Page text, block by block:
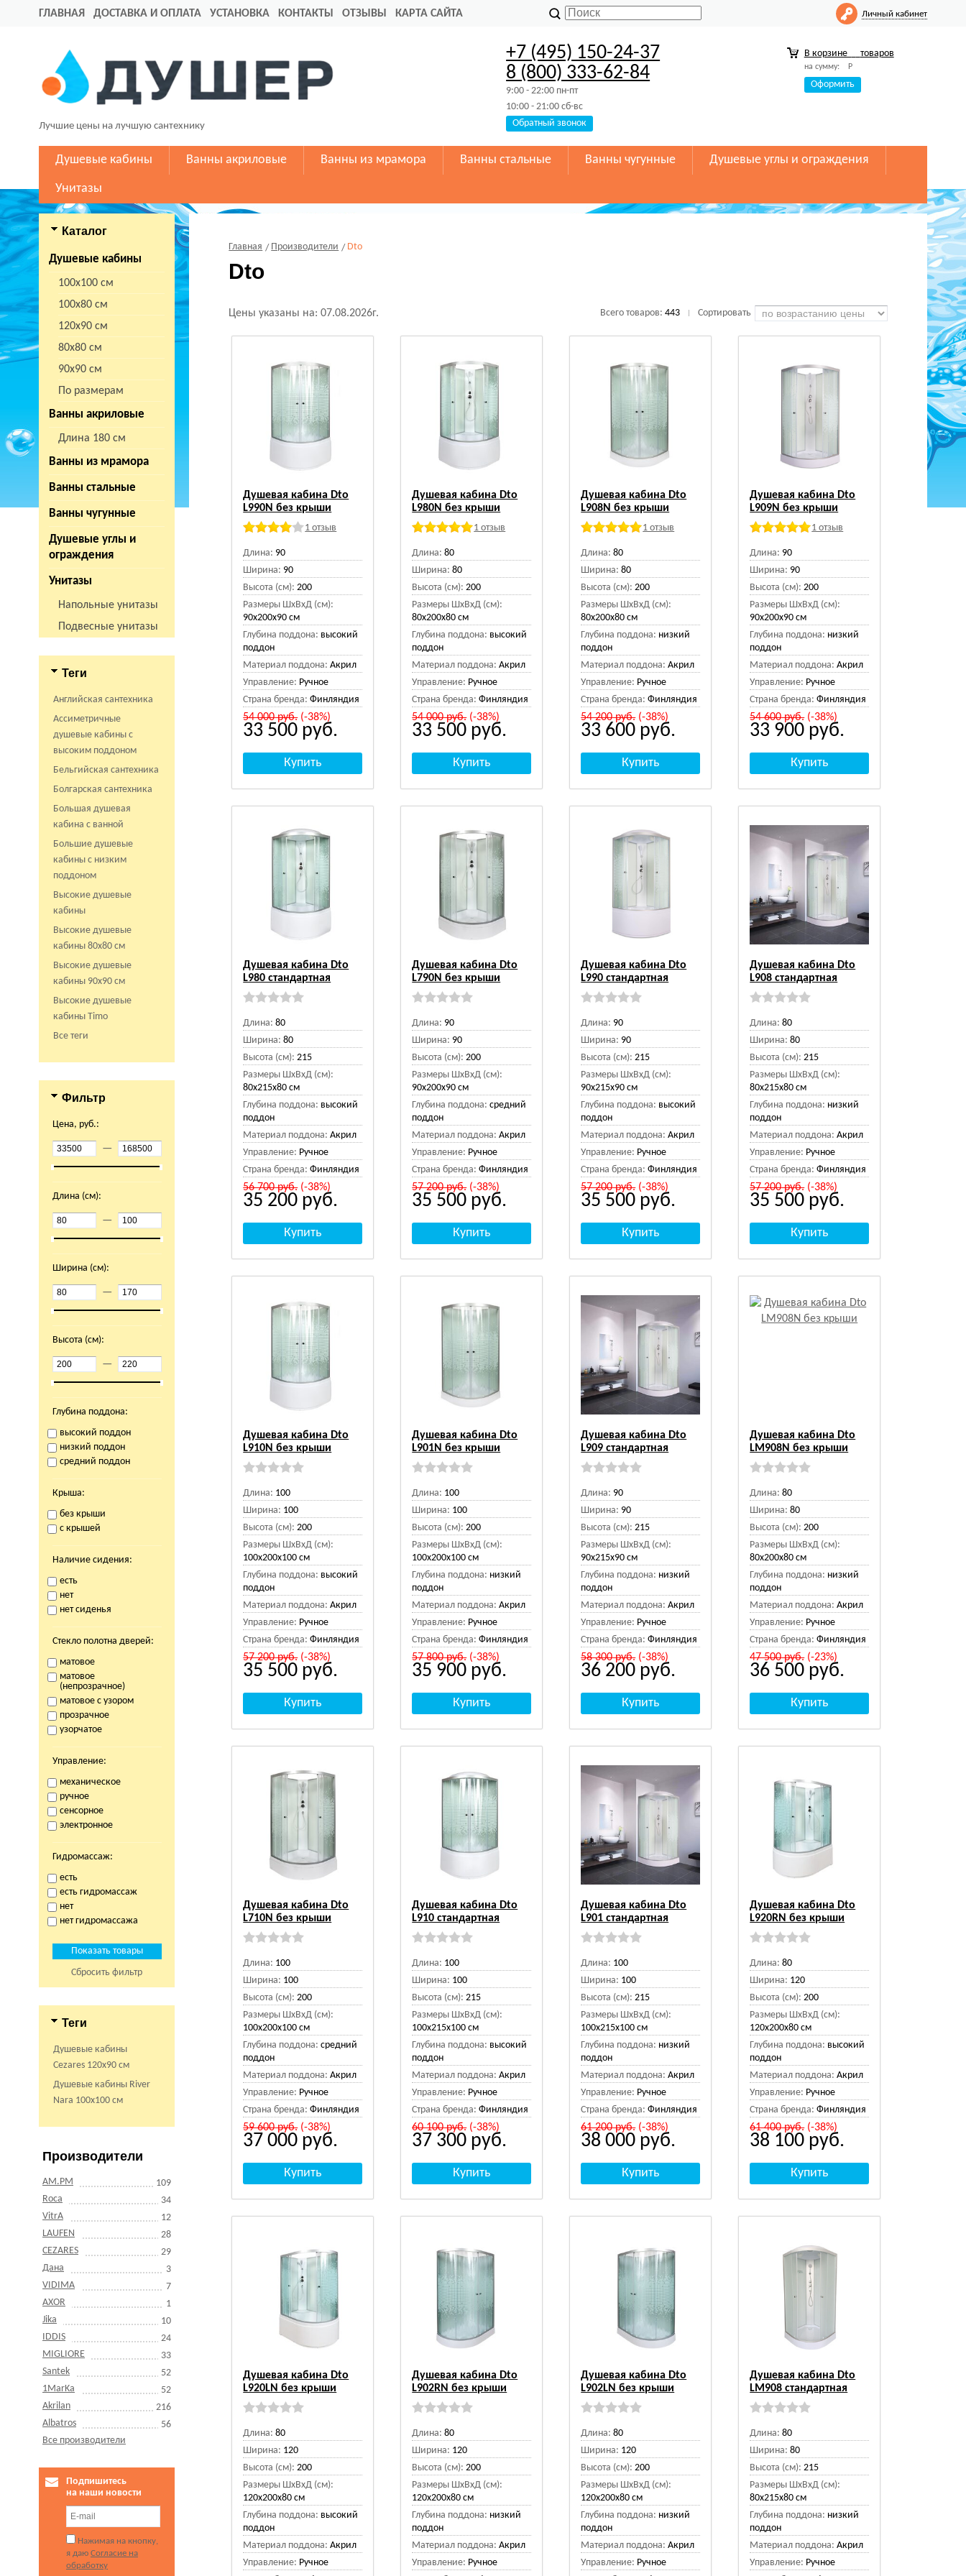
ГЛАВНАЯ ДОСТАВКА И ОПЛАТА УСТАНОВКА КОНТАКТЫ ОТЗЫВЫ КАРТА САЙТА Личный кабинет
Лучшие цены на лучшую сантехнику
+7 (495) 150-24-37
8 (800) 333-62-84
9:00 - 22:00 пн-пт
10:00 - 21:00 сб-вс
Обратный звонок
В корзине товаров
на сумму: Р
Оформить
Душевые кабины Ванны акриловые Ванны из мрамора Ванны стальные Ванны чугунные Душевые углы и ограждения
Унитазы
Каталог
Душевые кабины
100х100 см
100х80 см
120х90 см
80х80 см
90х90 см
По размерам
Ванны акриловые
Длина 180 см
Ванны из мрамора
Ванны стальные
Ванны чугунные
Душевые углы и
ограждения
Унитазы
Напольные унитазы
Подвесные унитазы
Теги
Английская сантехника
Ассиметричные
душевые кабины с
высоким поддоном
Бельгийская сантехника
Болгарская сантехника
Большая душевая
кабина с ванной
Большие душевые
кабины с низким
поддоном
Высокие душевые
кабины
Высокие душевые
кабины 80х80 см
Высокие душевые
кабины 90х90 см
Высокие душевые
кабины Timo
Все теги
Фильтр
Цена, руб.:
—
Длина (см):
—
Ширина (см):
—
Высота (см):
—
Глубина поддона:
высокий поддон
низкий поддон
средний поддон
Крыша:
без крыши
с крышей
Наличие сидения:
есть
нет
нет сиденья
Стекло полотна дверей:
матовое
матовое
(непрозрачное)
матовое с узором
прозрачное
узорчатое
Управление:
механическое
ручное
сенсорное
электронное
Гидромассаж:
есть
есть гидромассаж
нет
нет гидромассажа
Сбросить фильтр
Теги
Душевые кабины
Cezares 120х90 см
Душевые кабины River
Nara 100х100 см
Производители
AM.PM
109
Roca
34
VitrA
12
LAUFEN
28
CEZARES
29
Дана
3
VIDIMA
7
AXOR
1
Jika
10
IDDIS
24
MIGLIORE
33
Santek
52
1MarKa
52
Akrilan
216
Albatros
56
Все производители
Подпишитесь
на наши новости
Нажимая на кнопку,
я даю Согласие на
обработку
Главная Производители Dto
Dto
Цены указаны на:07.08.2026г. Всего товаров: 443 Сортировать
Душевая кабина Dto
L990N без крыши
1 отзыв
Длина: 90
Ширина: 90
Высота (см): 200
Размеры ШхВхД (см):
90x200x90 см
Глубина поддона: высокий
поддон
Материал поддона: Акрил
Управление: Ручное
Страна бренда: Финляндия
54 000руб.(-38%)
33 500 руб.
Душевая кабина Dto
L980N без крыши
1 отзыв
Длина: 80
Ширина: 80
Высота (см): 200
Размеры ШхВхД (см):
80x200x80 см
Глубина поддона: высокий
поддон
Материал поддона: Акрил
Управление: Ручное
Страна бренда: Финляндия
54 000руб.(-38%)
33 500 руб.
Душевая кабина Dto
L908N без крыши
1 отзыв
Длина: 80
Ширина: 80
Высота (см): 200
Размеры ШхВхД (см):
80x200x80 см
Глубина поддона: низкий
поддон
Материал поддона: Акрил
Управление: Ручное
Страна бренда: Финляндия
54 200руб.(-38%)
33 600 руб.
Душевая кабина Dto
L909N без крыши
1 отзыв
Длина: 90
Ширина: 90
Высота (см): 200
Размеры ШхВхД (см):
90x200x90 см
Глубина поддона: низкий
поддон
Материал поддона: Акрил
Управление: Ручное
Страна бренда: Финляндия
54 600руб.(-38%)
33 900 руб.
Душевая кабина Dto
L980 стандартная
Длина: 80
Ширина: 80
Высота (см): 215
Размеры ШхВхД (см):
80x215x80 см
Глубина поддона: высокий
поддон
Материал поддона: Акрил
Управление: Ручное
Страна бренда: Финляндия
56 700руб.(-38%)
35 200 руб.
Душевая кабина Dto
L790N без крыши
Длина: 90
Ширина: 90
Высота (см): 200
Размеры ШхВхД (см):
90x200x90 см
Глубина поддона: средний
поддон
Материал поддона: Акрил
Управление: Ручное
Страна бренда: Финляндия
57 200руб.(-38%)
35 500 руб.
Душевая кабина Dto
L990 стандартная
Длина: 90
Ширина: 90
Высота (см): 215
Размеры ШхВхД (см):
90x215x90 см
Глубина поддона: высокий
поддон
Материал поддона: Акрил
Управление: Ручное
Страна бренда: Финляндия
57 200руб.(-38%)
35 500 руб.
Душевая кабина Dto
L908 стандартная
Длина: 80
Ширина: 80
Высота (см): 215
Размеры ШхВхД (см):
80x215x80 см
Глубина поддона: низкий
поддон
Материал поддона: Акрил
Управление: Ручное
Страна бренда: Финляндия
57 200руб.(-38%)
35 500 руб.
Душевая кабина Dto
L910N без крыши
Длина: 100
Ширина: 100
Высота (см): 200
Размеры ШхВхД (см):
100x200x100 см
Глубина поддона: высокий
поддон
Материал поддона: Акрил
Управление: Ручное
Страна бренда: Финляндия
57 200руб.(-38%)
35 500 руб.
Душевая кабина Dto
L901N без крыши
Длина: 100
Ширина: 100
Высота (см): 200
Размеры ШхВхД (см):
100x200x100 см
Глубина поддона: низкий
поддон
Материал поддона: Акрил
Управление: Ручное
Страна бренда: Финляндия
57 800руб.(-38%)
35 900 руб.
Душевая кабина Dto
L909 стандартная
Длина: 90
Ширина: 90
Высота (см): 215
Размеры ШхВхД (см):
90x215x90 см
Глубина поддона: низкий
поддон
Материал поддона: Акрил
Управление: Ручное
Страна бренда: Финляндия
58 300руб.(-38%)
36 200 руб.
Душевая кабина Dto
LM908N без крыши
Длина: 80
Ширина: 80
Высота (см): 200
Размеры ШхВхД (см):
80x200x80 см
Глубина поддона: низкий
поддон
Материал поддона: Акрил
Управление: Ручное
Страна бренда: Финляндия
47 500руб.(-23%)
36 500 руб.
Душевая кабина Dto
L710N без крыши
Длина: 100
Ширина: 100
Высота (см): 200
Размеры ШхВхД (см):
100x200x100 см
Глубина поддона: средний
поддон
Материал поддона: Акрил
Управление: Ручное
Страна бренда: Финляндия
59 600руб.(-38%)
37 000 руб.
Душевая кабина Dto
L910 стандартная
Длина: 100
Ширина: 100
Высота (см): 215
Размеры ШхВхД (см):
100x215x100 см
Глубина поддона: высокий
поддон
Материал поддона: Акрил
Управление: Ручное
Страна бренда: Финляндия
60 100руб.(-38%)
37 300 руб.
Душевая кабина Dto
L901 стандартная
Длина: 100
Ширина: 100
Высота (см): 215
Размеры ШхВхД (см):
100x215x100 см
Глубина поддона: низкий
поддон
Материал поддона: Акрил
Управление: Ручное
Страна бренда: Финляндия
61 200руб.(-38%)
38 000 руб.
Душевая кабина Dto
L920RN без крыши
Длина: 80
Ширина: 120
Высота (см): 200
Размеры ШхВхД (см):
120x200x80 см
Глубина поддона: высокий
поддон
Материал поддона: Акрил
Управление: Ручное
Страна бренда: Финляндия
61 400руб.(-38%)
38 100 руб.
Душевая кабина Dto
L920LN без крыши
Длина: 80
Ширина: 120
Высота (см): 200
Размеры ШхВхД (см):
120x200x80 см
Глубина поддона: высокий
поддон
Материал поддона: Акрил
Управление: Ручное
Душевая кабина Dto
L902RN без крыши
Длина: 80
Ширина: 120
Высота (см): 200
Размеры ШхВхД (см):
120x200x80 см
Глубина поддона: низкий
поддон
Материал поддона: Акрил
Управление: Ручное
Душевая кабина Dto
L902LN без крыши
Длина: 80
Ширина: 120
Высота (см): 200
Размеры ШхВхД (см):
120x200x80 см
Глубина поддона: низкий
поддон
Материал поддона: Акрил
Управление: Ручное
Душевая кабина Dto
LM908 стандартная
Длина: 80
Ширина: 80
Высота (см): 215
Размеры ШхВхД (см):
80x215x80 см
Глубина поддона: низкий
поддон
Материал поддона: Акрил
Управление: Ручное